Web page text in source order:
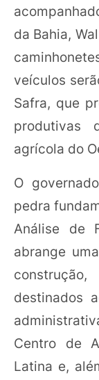
da Bahia,
veículos
Safra, que
produtivas
agrícola do
O
pedra
Análise de
abrange
destinados
Centro de
Latina e,